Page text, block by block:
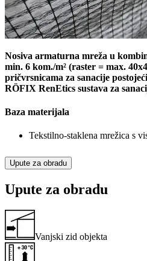
Nosiva armaturna mreža u
min. 6 kom./m² (raster = max.
pričvrsnicama za sanacije
RÖFIX RenEtics sustava za
Baza materijala
Tekstilno-staklena mrežica s
Upute za obradu
Upute za obradu
Vanjski zid objekta